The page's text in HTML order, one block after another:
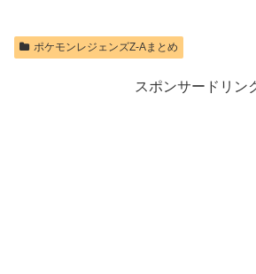
ポケモンレジェンズZ-Aまとめ
スポンサードリン